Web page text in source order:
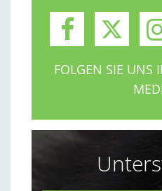
FOLGEN SIE UNS